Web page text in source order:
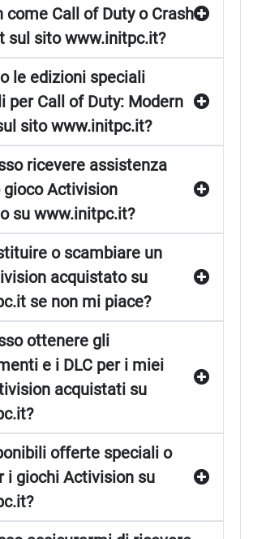
come Call of Duty o Crash
sul sito www.initpc.it?
le edizioni speciali
per Call of Duty: Modern
sito www.initpc.it?
ricevere assistenza
Activision
su www.initpc.it?
o scambiare un
acquistato su
se non mi piace?
ottenere gli
e i DLC per i miei
acquistati su
offerte speciali o
i giochi Activision su